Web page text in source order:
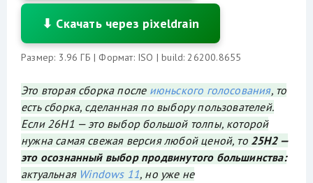
⬇ Скачать через pixeldrain
Размер: 3.96 ГБ | Формат: ISO | build: 26200.8655
Это вторая сборка после июньского голосования, то
есть сборка, сделанная по выбору пользователей.
Если 26H1 — это выбор большой толпы, которой
нужна самая свежая версия любой ценой, то 25H2 —
это осознанный выбор продвинутого большинства:
актуальная Windows 11, но уже не